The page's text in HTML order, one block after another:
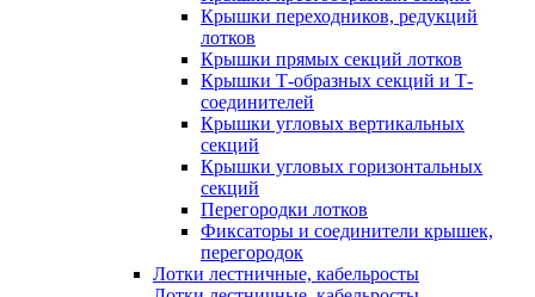
Крышки переходников, редукций
лотков
Крышки прямых секций лотков
Крышки Т-образных секций и Т-
соединителей
Крышки угловых вертикальных
секций
Крышки угловых горизонтальных
секций
Перегородки лотков
Фиксаторы и соединители крышек,
перегородок
Лотки лестничные, кабельросты